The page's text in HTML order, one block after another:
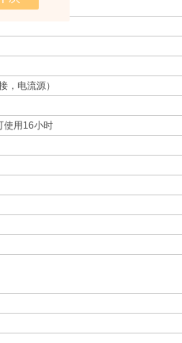
，电流源）
使用16小时